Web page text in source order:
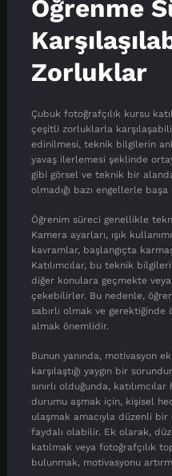
Öğrenme
Zorluklar
Çubuk fotoğrafçılık kursu
çeşitli zorluklarla
edinilmesi, teknik bilgilerin
yavaş ilerlemesi şeklinde
gibi görsel ve teknik bir
olmadığı bazı engellerle
Öğrenim süreci genellikle
Kamera ayarları, ışık
kavramlar, başlangıçta
Katılımcılar, bu teknik
diğer konulara geçmekte
çekebilirler. Bu nedenle,
sabırlı olmak ve gerektiğinde
almak önemlidir.
Bunun yanında, motivasyon
karşılaştığı yaygın bir
sınırlı olduğunda,
durumu aşmak için, kişisel
ulaşmak amacıyla düzenli bir
faydalı olabilir. Ek olarak,
katılmak veya fotoğrafçılık
bulunmak, motivasyonu